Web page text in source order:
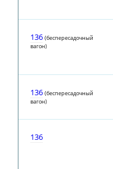
136 (беспересадочный
вагон)
136 (беспересадочный
вагон)
136